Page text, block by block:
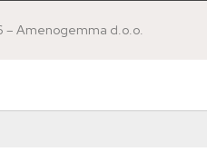
– Amenogemma d.o.o.